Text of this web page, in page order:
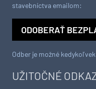
UŽITOČNÉ
stavebníctva emailom:
ODOBERAŤ
Odber je možné